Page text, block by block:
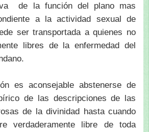
de la función del plano mas
a la actividad sexual de
ser transportada a quienes no
libres de la enfermedad del
es aconsejable abstenerse de
de las descripciones de las
de la divinidad hasta cuando
verdaderamente libre de toda